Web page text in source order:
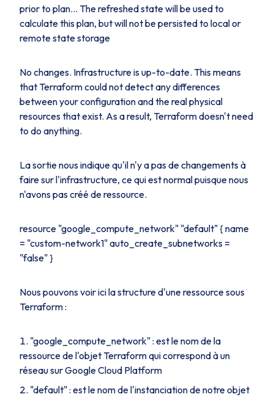
prior to plan... The refreshed state will be used to
calculate this plan, but will not be persisted to local or
remote state storage
No changes. Infrastructure is up-to-date. This means
that Terraform could not detect any differences
between your configuration and the real physical
resources that exist. As a result, Terraform doesn't need
to do anything.
La sortie nous indique qu'il n'y a pas de changements à
faire sur l'infrastructure, ce qui est normal puisque nous
n'avons pas créé de ressource.
resource "google_compute_network" "default" { name
= "custom-network1" auto_create_subnetworks =
"false" }
Nous pouvons voir ici la structure d'une ressource sous
Terraform :
"google_compute_network" : est le nom de la
ressource de l'objet Terraform qui correspond à un
réseau sur Google Cloud Platform
"default" : est le nom de l'instanciation de notre objet